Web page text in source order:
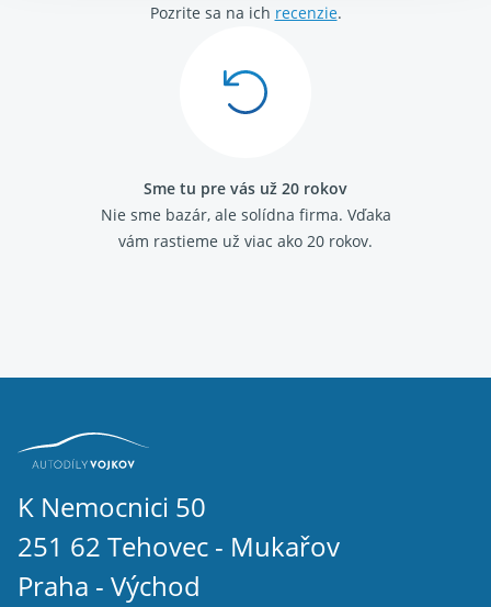
Citroen Jumper 1994 - 2002
Peugeot Boxer 1994 - 2002
Peugeot Boxer 2002 - 2006
Pozrite sa na ich recenzie.
Sme tu pre vás už 20 rokov
Nie sme bazár, ale solídna firma. Vďaka
vám rastieme už viac ako 20 rokov.
K Nemocnici 50
251 62 Tehovec - Mukařov
Praha - Východ